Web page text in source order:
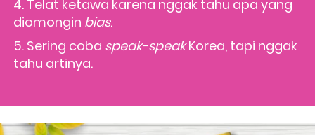
4. Telat ketawa karena nggak tahu apa yang
diomongin bias.
5. Sering coba speak-speak Korea, tapi nggak
tahu artinya.